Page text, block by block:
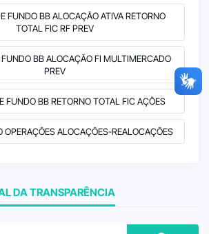
FUNDO BB ALOCAÇÃO ATIVA RETORNO
TOTAL FIC RF PREV
BB ALOCAÇÃO FI MULTIMERCADO
PREV
FUNDO BB RETORNO TOTAL FIC AÇÕES
ALOCAÇÕES-REALOCAÇÕES
DA TRANSPARÊNCIA